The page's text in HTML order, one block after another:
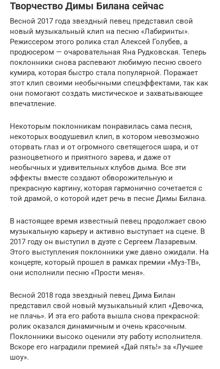
Творчество Димы Билана сейчас
Весной 2017 года звездный певец представил свой
новый музыкальный клип на песню «Лабиринты».
Режиссером этого ролика стал Алексей Голубев, а
продюсером — очаровательная Яна Рудковская. Теперь
поклонники снова распевают любимую песню своего
кумира, которая быстро стала популярной. Поражает
этот клип своими необычными спецэффектами, так как
они помогают создать мистическое и захватывающее
впечатление.
Некоторым поклонникам понравилась сама песня,
некоторых воодушевил клип, в котором невозможно
оторвать глаз и от огромного светящегося шара, и от
разноцветного и приятного зарева, и даже от
необычных и удивительных клубов дыма. Все эти
эффекты вместе создают обворожительную и
прекрасную картину, которая гармонично сочетается с
той драмой, о которой идет речь в песне Димы Билана.
В настоящее время известный певец продолжает свою
музыкальную карьеру и активно выступает на сцене. В
2017 году он выступил в дуэте с Сергеем Лазаревым.
Этого выступления поклонники уже давно ожидали. На
концерте, который прошел в рамках премии «Муз-ТВ»,
они исполнили песню «Прости меня».
Весной 2018 года звездный певец Дима Билан
представил свой новый музыкальный клип «Девочка,
не плачь». И эта его работа вышла снова прекрасной:
ролик оказался динамичным и очень красочным.
Поклонники высоко оценили эту работу исполнителя.
Вскоре его наградили премией «Дай пять!» за «Лучшее
шоу».